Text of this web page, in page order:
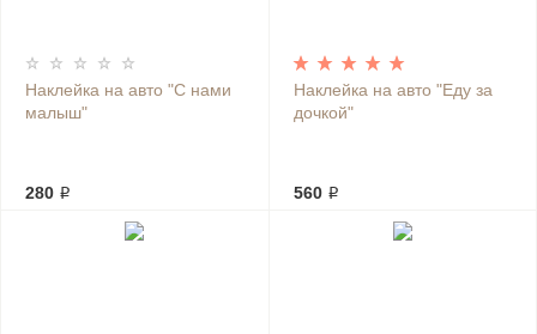
Наклейка на авто "С нами
малыш"
280 ₽
Наклейка на авто "Еду за
дочкой"
560 ₽